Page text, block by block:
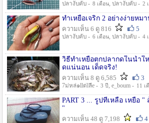
ปลางับคับ - 8 เดือน, ปลางับคับ - 2
ทำเหยื่อเจริก 2 อย่างง่ายหม
ความเห็น 6 ดู 816
5
ปลางับคับ - 6 เดือน, ปลางับคับ - 4
วิธีทำเหยื่อตกปลากดในน้ำใ
ดแน่นอน เด็ดจริง!
ความเห็น 8 ดู 6,585
3
7ม่หล่๑llต่lลีe - 3 ปี , e_boum - 11 เ
PART 3 ... รูปที่เหลือ เหยื่อ
"
ความเห็น 48 ดู 7,198
4